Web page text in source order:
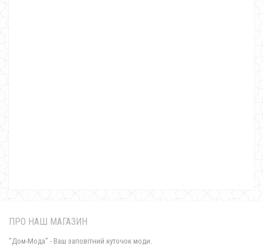
ПРО НАШ МАГАЗИН
"Дом-Мода" - Ваш заповітний куточок моди.